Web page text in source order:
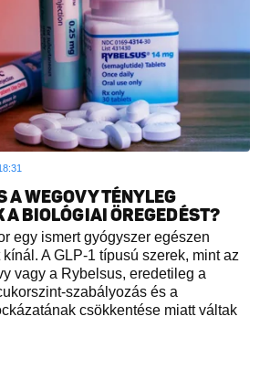
A WEGOVY TÉNYLEG
BIOLÓGIAI ÖREGEDÉST?
egy ismert gyógyszer egészen
A GLP-1 típusú szerek, mint az
vagy a Rybelsus, eredetileg a
szabályozás és a
csökkentése miatt váltak